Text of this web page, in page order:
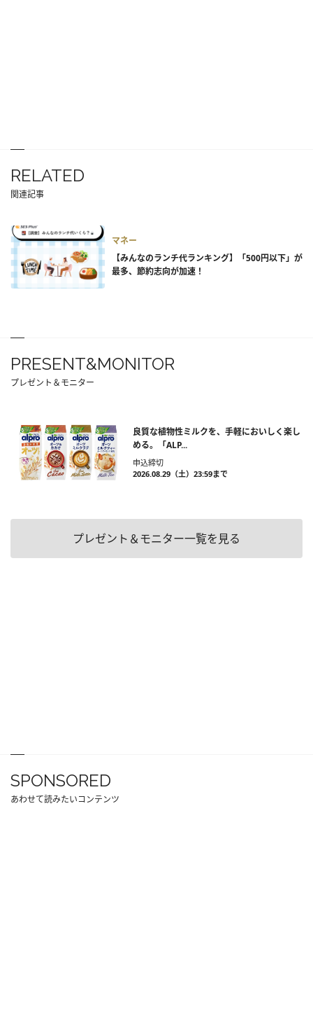
RELATED
関連記事
マネー
【みんなのランチ代ランキング】「500円以下」が
最多、節約志向が加速！
PRESENT&MONITOR
プレゼント＆モニター
良質な植物性ミルクを、手軽においしく楽し
める。「ALP...
申込締切
2026.08.29（土）23:59まで
プレゼント＆モニター一覧を見る
SPONSORED
あわせて読みたいコンテンツ